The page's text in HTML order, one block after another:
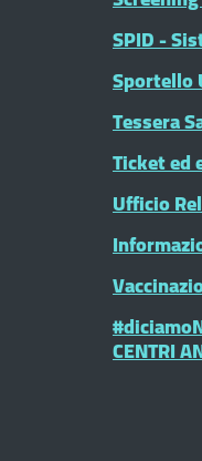
SPID -
Sportello
Tessera
Ticket ed
Ufficio
CENTRI